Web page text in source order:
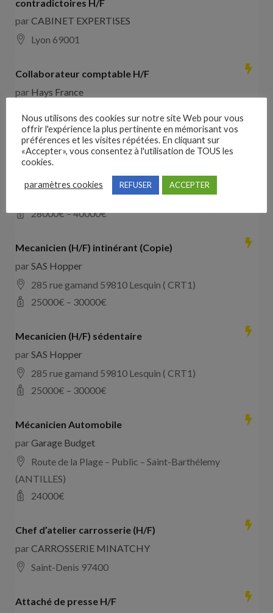
contradictoires H/F
parCABINET EXPERTISES
Lyon 69001
Collaborateur comptable H/F
par Hays France
Comducteur poids lourd avec expérience dans les
travaux publics
les landes de cassentin RD910
28000€ –40000€
Mecanicien (H/F) intinérant (Copie)
parSAS Hopper
285 rue gamand 59810 Lesquin ( CRT1)
25000€ – 30000€
Mecanicien (H/F) sédentaire
parSAS Hopper
285 rue gamand 59810 Lesquin ( CRT1)
25000€ – 30000€
Mécanicien Automobile
parGarage Budget
Route de la Plage – Public – Saint-Barthélemy
(ANTILLES)
24000€
Chef d’atelier carrosserie (H/F)
parCARROSSERIE MINATCHY
Saint-Denis 97400
Attaché de presse H/F
Nous utilisons des cookies sur notre site Web pour vous
offrir l'expérience la plus pertinente en mémorisant vos
préférences et les visites répétées. En cliquant sur
«Accepter», vous consentez à l'utilisation de TOUS les
cookies.
paramètres cookies REFUSER ACCEPTER